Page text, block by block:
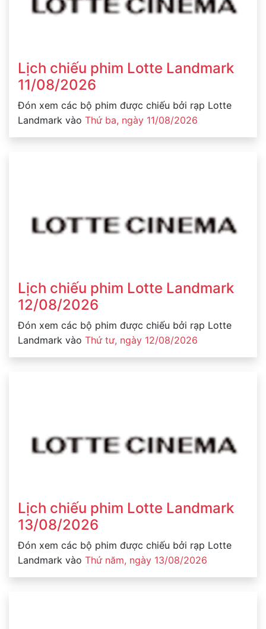
Lịch chiếu phim Lotte Landmark
11/08/2026
Đón xem các bộ phim được chiếu bởi rạp Lotte
Landmark vào Thứ ba, ngày 11/08/2026
Lịch chiếu phim Lotte Landmark
12/08/2026
Đón xem các bộ phim được chiếu bởi rạp Lotte
Landmark vào Thứ tư, ngày 12/08/2026
Lịch chiếu phim Lotte Landmark
13/08/2026
Đón xem các bộ phim được chiếu bởi rạp Lotte
Landmark vào Thứ năm, ngày 13/08/2026